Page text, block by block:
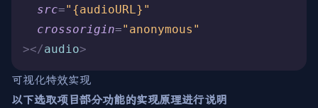
  src
="{audioURL}"
  crossorigin
="anonymous"
></audio>
可视化特效实现
以下选取项目部分功能的实现原理进行说明